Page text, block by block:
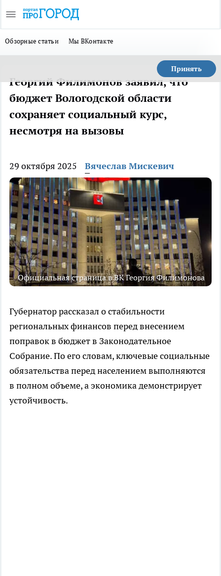
Обзорные статьи Мы ВКонтакте
Принять
Георгий Филимонов заявил, что
бюджет Вологодской области
сохраняет социальный курс,
несмотря на вызовы
29 октября 2025 Вячеслав Мискевич
Официальная страница в ВК Георгия Филимонова
Губернатор рассказал о стабильности
региональных финансов перед внесением
поправок в бюджет в Законодательное
Собрание. По его словам, ключевые социальные
обязательства перед населением выполняются
в полном объеме, а экономика демонстрирует
устойчивость.